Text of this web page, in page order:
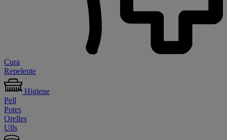
Cura
Repelente
Higiene
Pell
Potes
Orelles
Ulls